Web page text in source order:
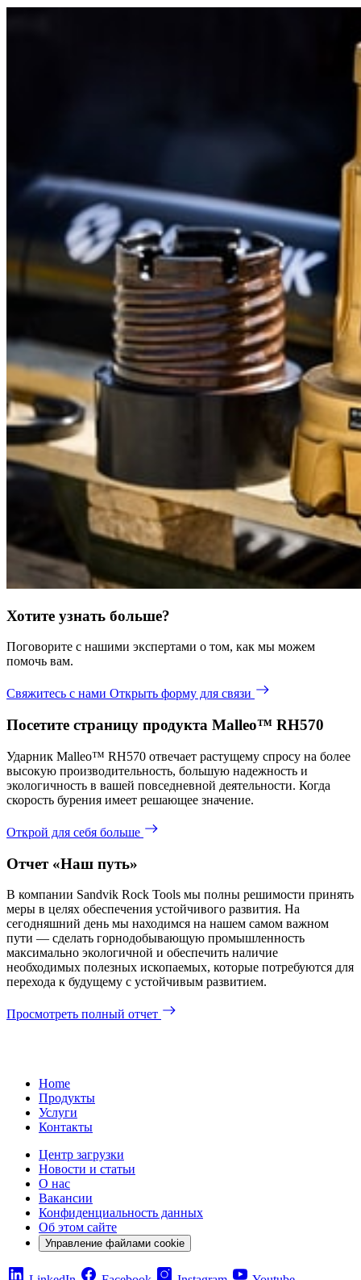
Хотите узнать больше?
Поговорите с нашими экспертами о том, как мы можем
помочь вам.
Свяжитесь с нами Открыть форму для связи
Посетите страницу продукта Malleo™ RH570
Ударник Malleo™ RH570 отвечает растущему спросу на более
высокую производительность, большую надежность и
экологичность в вашей повседневной деятельности. Когда
скорость бурения имеет решающее значение.
Открой для себя больше
Отчет «Наш путь»
В компании Sandvik Rock Tools мы полны решимости принять
меры в целях обеспечения устойчивого развития. На
сегодняшний день мы находимся на нашем самом важном
пути — сделать горнодобывающую промышленность
максимально экологичной и обеспечить наличие
необходимых полезных ископаемых, которые потребуются для
перехода к будущему с устойчивым развитием.
Просмотреть полный отчет
Home
Продукты
Услуги
Контакты
Центр загрузки
Новости и статьи
О нас
Вакансии
Конфиденциальность данных
Об этом сайте
Управление файлами cookie